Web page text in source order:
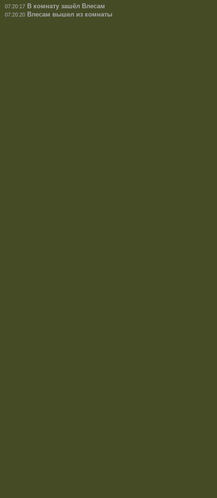
07:20:17 В комнату зашёл Влесам
07:20:20 Влесам вышел из комнаты